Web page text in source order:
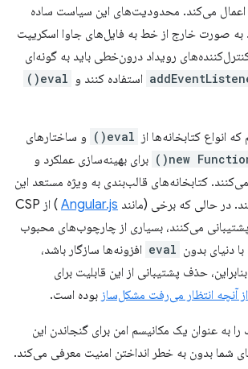
اعمال می‌کند. محدودیت‌های این سیاست ساده
به صورت خارج از خط به فایل‌های جاوا اسکریپت
رویداد درون‌خطی باید به گونه‌ای
استفاده کنند و eval()
انواع کتابخانه‌ها از eval()
و ساختارهای
new
برای بهینه‌سازی عملکرد و
کتابخانه‌های قالب‌بندی به ویژه مستعد این
در حالی که برخی (مانند Angular.js
) از CSP
می‌کنند، بسیاری از چارچوب‌های محبوب
دنیای بدون eval افزونه‌ها سازگار باشد،
حذف پشتیبانی از این قابلیت برای
آنچه انتظار می‌رفت مشکل‌ساز بوده است.
به عنوان یک مکانیسم امن برای گنجاندن این
شما بدون به خطر انداختن امنیت معرفی می‌کند.